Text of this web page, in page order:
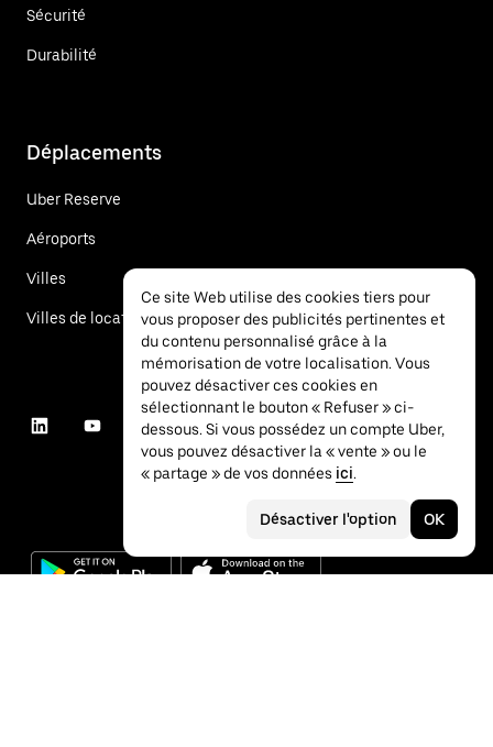
Sécurité
Durabilité
Déplacements
Uber Reserve
Aéroports
Villes
Villes de location de voitures
Ce site Web utilise des cookies tiers pour
vous proposer des publicités pertinentes et
du contenu personnalisé grâce à la
mémorisation de votre localisation. Vous
pouvez désactiver ces cookies en
sélectionnant le bouton « Refuser » ci-
dessous. Si vous possédez un compte Uber,
vous pouvez désactiver la « vente » ou le
« partage » de vos données ici.
Désactiver l'option OK